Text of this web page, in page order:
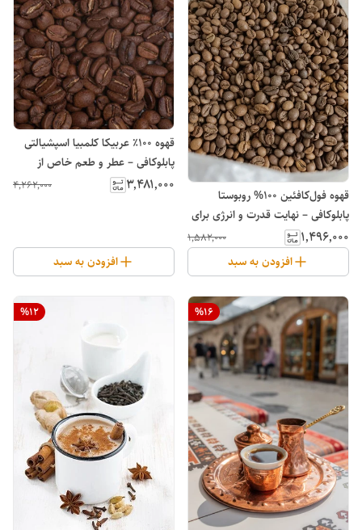
قهوه فول‌کافئین 100% روبوستا
پابلوکافی – نهایت قدرت و انرژی برای
طول روز
۱٬۴۹۶٬۰۰۰ ۱٬۵۸۲٬۰۰۰
افزودن به سبد
قهوه ۱۰۰٪ عربیکا کلمبیا اسپشیالتی
پابلوکافی – عطر و طعم خاص از
مزارع ارتفاع بالا
۳٬۴۸۱٬۰۰۰ ۴٬۲۶۲٬۰۰۰
افزودن به سبد
%16
%12